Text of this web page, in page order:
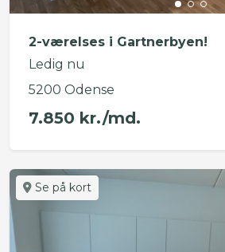
2-værelses i Gartnerbyen!
Ledig nu
5200 Odense
7.850 kr./md.
Se på kort